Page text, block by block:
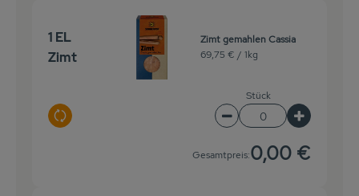
1 EL
Zimt
Auswahl ändern
Zimt gemahlen Cassia
69,75 € / 1kg
Stück
Artikelanzahl
Gesamtpreis:0,00 €